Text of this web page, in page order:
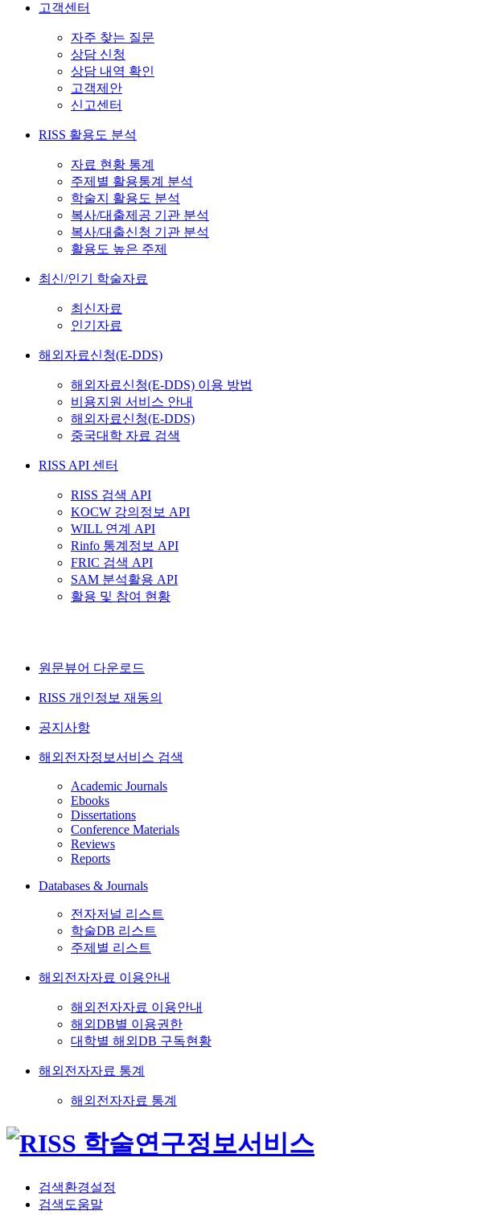
고객센터
자주 찾는 질문
상담 신청
상담 내역 확인
고객제안
신고센터
RISS 활용도 분석
자료 현황 통계
주제별 활용통계 분석
학술지 활용도 분석
복사/대출제공 기관 분석
복사/대출신청 기관 분석
활용도 높은 주제
최신/인기 학술자료
최신자료
인기자료
해외자료신청(E-DDS)
해외자료신청(E-DDS) 이용 방법
비용지원 서비스 안내
해외자료신청(E-DDS)
중국대학 자료 검색
RISS API 센터
RISS 검색 API
KOCW 강의정보 API
WILL 연계 API
Rinfo 통계정보 API
FRIC 검색 API
SAM 분석활용 API
활용 및 참여 현황
원문뷰어 다운로드
RISS 개인정보 재동의
공지사항
해외전자정보서비스 검색
Academic Journals
Ebooks
Dissertations
Conference Materials
Reviews
Reports
Databases & Journals
전자저널 리스트
학술DB 리스트
주제별 리스트
해외전자자료 이용안내
해외전자자료 이용안내
해외DB별 이용권한
대학별 해외DB 구독현황
해외전자자료 통계
해외전자자료 통계
검색환경설정
검색도움말